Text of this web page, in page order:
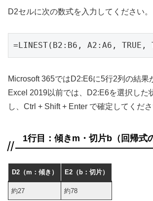
D2セルに次の数式を入力してください。
=LINEST(B2:B6, A2:A6, TRUE,
Microsoft 365ではD2:E6に5行2列の結果
Excel 2019以前では、D2:E6を選択した
し、Ctrl + Shift + Enter で確定してくださ
1行目：傾きm・切片b（回帰式
D2（m：傾き） E2（b：切片）
約27 約78